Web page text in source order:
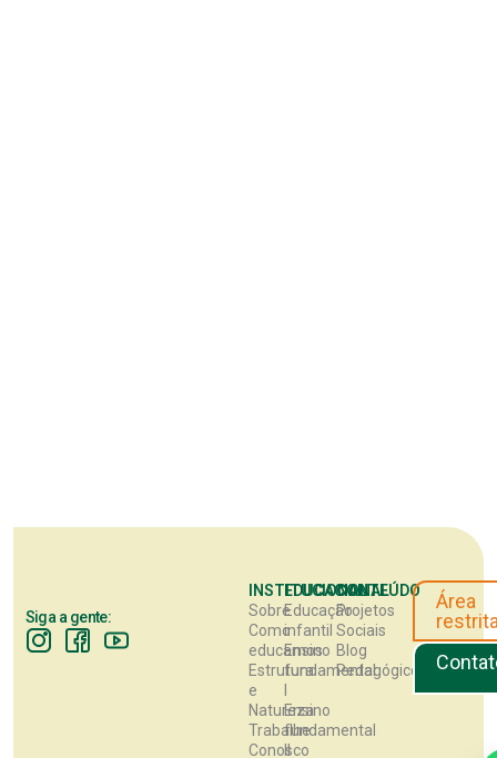
Siga a gente:
INSTITUCIONAL
Sobre
Como
educamos
Estrutura
e
Natureza
Trabalhe
Conosco
EDUCACIONAL
Educação
infantil
Ensino
fundamental
Ensino
fundamental
II
CONTEÚDO
Blog
Pedagógico
Projetos
Sociais
Área